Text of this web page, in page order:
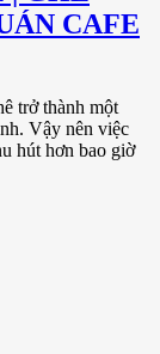
CAFE
trở thành một
Vậy nên việc
hút hơn bao giờ